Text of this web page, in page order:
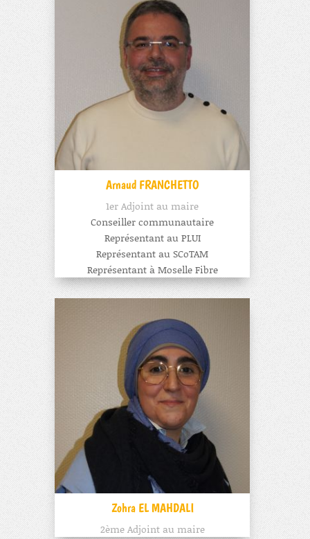
Arnaud FRANCHETTO
1er Adjoint au maire
Conseiller communautaire
Représentant au PLUI
Représentant au SCoTAM
Représentant à Moselle Fibre
Zohra EL MAHDALI
2ème Adjoint au maire